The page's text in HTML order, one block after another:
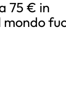
75 € in
mondo